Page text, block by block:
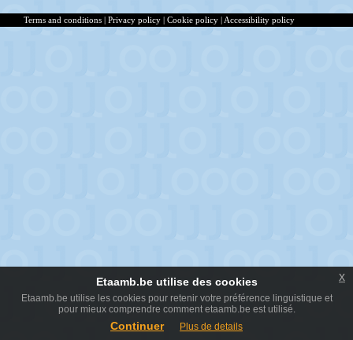
Terms and conditions | Privacy policy | Cookie policy | Accessibility policy
Etaamb.be utilise des cookies
Etaamb.be utilise les cookies pour retenir votre préférence linguistique et
pour mieux comprendre comment etaamb.be est utilisé.
Continuer Plus de details
x